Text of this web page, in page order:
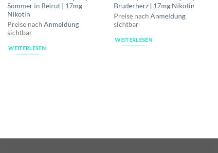
Sommer in Beirut | 17mg
Nikotin
Preise nach Anmeldung
sichtbar
WEITERLESEN
Bruderherz | 17mg Nikotin
Preise nach Anmeldung
sichtbar
WEITERLESEN